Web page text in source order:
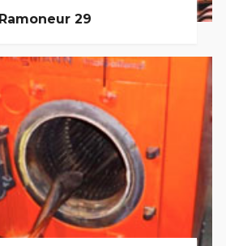
Ramoneur 29